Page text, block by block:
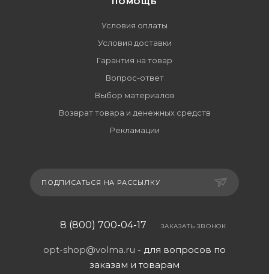
Условия оплаты
Условия доставки
Гарантия на товар
Вопрос-ответ
Выбор материалов
Возврат товара и денежных средств
Рекламации
ПОДПИСАТЬСЯ НА РАССЫЛКУ
8 (800) 700-04-17 ЗАКАЗАТЬ ЗВОНОК
opt-shop@volma.ru - для вопросов по
заказам и товарам